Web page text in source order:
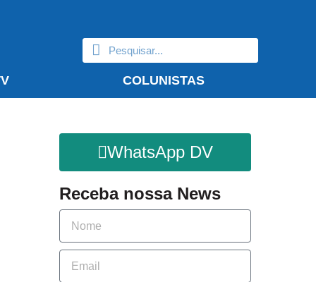
COLUNISTAS
WhatsApp DV
Receba nossa News